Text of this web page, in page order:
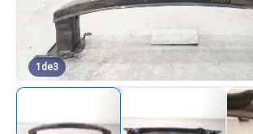
1 de3